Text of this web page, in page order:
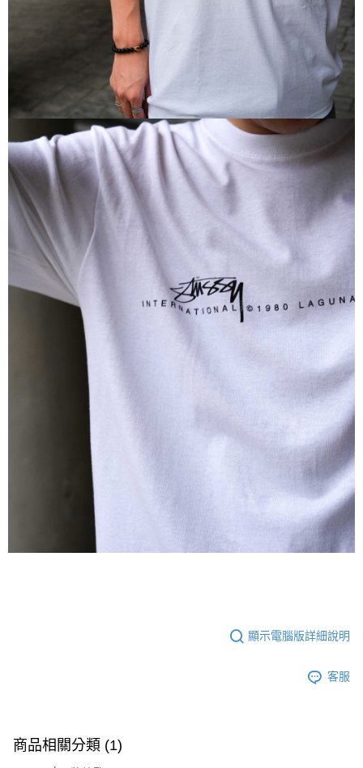
顯示電腦版詳細說明
客服
商品相關分類 (1)